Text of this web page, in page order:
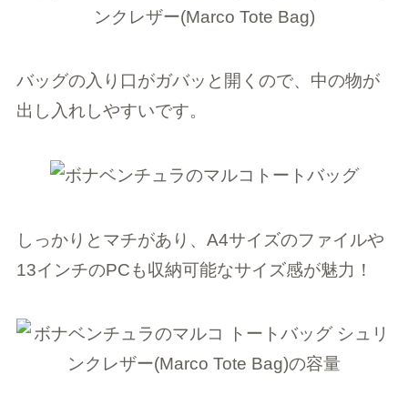
バッグの入り口がガバッと開くので、中の物が
出し入れしやすいです。
しっかりとマチがあり、A4サイズのファイルや
13インチのPCも収納可能なサイズ感が魅力！